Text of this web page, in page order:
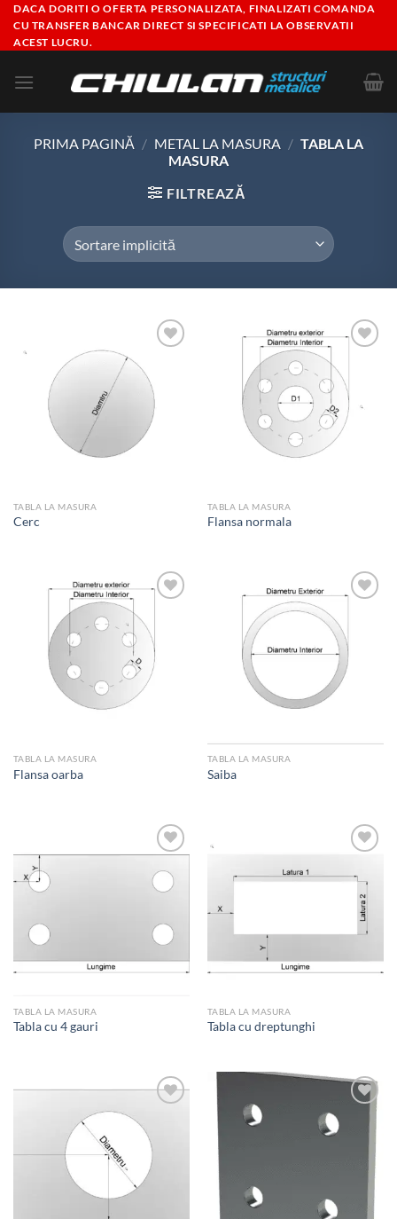
Skip
content
DACA DORITI O OFERTA PERSONALIZATA, FINALIZATI COMANDA
CU TRANSFER BANCAR DIRECT SI SPECIFICATI LA OBSERVATII
ACEST LUCRU.
PRIMA PAGINĂ / METAL LA MASURA / TABLA LA
MASURA
FILTREAZĂ
Add to
wishlist
TABLA LA MASURA
Cerc
Add to
wishlist
TABLA LA MASURA
Flansa normala
Add to
wishlist
TABLA LA MASURA
Flansa oarba
Add to
wishlist
TABLA LA MASURA
Saiba
Add to
TABLA LA MASURA
Tabla cu 4 gauri
Add to
wishlist
TABLA LA MASURA
Tabla cu dreptunghi
Add to
wishlist
wishlist